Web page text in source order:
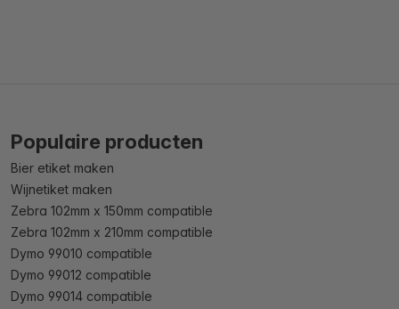
Populaire producten
Bier etiket maken
Wijnetiket maken
Zebra 102mm x 150mm compatible
Zebra 102mm x 210mm compatible
Dymo 99010 compatible
Dymo 99012 compatible
Dymo 99014 compatible